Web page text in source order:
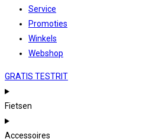
Service
Promoties
Winkels
Webshop
GRATIS TESTRIT
Fietsen
Accessoires